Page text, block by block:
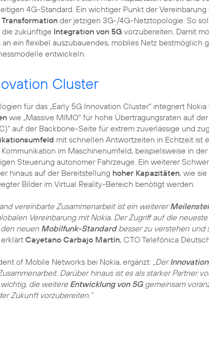
4G-Standard. Ein wichtiger Punkt der Vereinbarung
Transformation der jetzigen 3G-/4G-Netztopologie. So
zukünftige Integration von 5G vorzubereiten. Damit
ein flexibel auszubauendes, mobiles Netz bestmöglich
entwickeln.
Cluster
für das „Early 5G Innovation Cluster“ integriert
wie „Massive MIMO“ für hohe Übertragungsraten auf
auf der Backbone-Seite für extrem zuverlässige und
mit schnellen Antwortzeiten in Echtzeit ist
im Maschinenumfeld, beispielsweise in
Steuerung autonomer Fahrzeuge. Ein weiterer
hinaus auf der Bereitstellung hoher Kapazitäten, wie
Bilder im Virtual Reality-Bereich benötigt werden.
vereinbarte Zusammenarbeit ist ein weiterer
Vereinbarung mit Nokia. Der Zugriff auf die
neuen Mobilfunk-Standardbesser zu verstehen und
erklärt Cayetano Carbajo Martín, CTO Telefónica
of Mobile Networks bei Nokia, ergänzt: „Der
Darüber hinaus ist es als starker Partner
die weitereEntwicklung von 5Ggemeinsam
Zukunft vorzubereiten.“